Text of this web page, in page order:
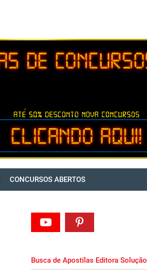
CONCURSOS ABERTOS
Busca de Apostilas Editora Solução